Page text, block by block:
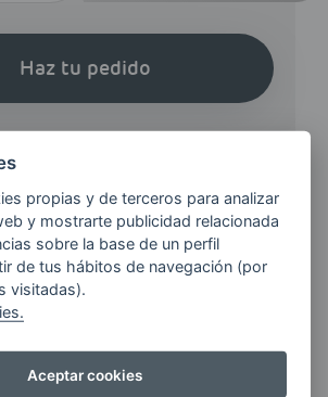
Haz tu pedido
ESTAR AL DÍA DE
propias y de terceros para analizar
y mostrarte publicidad relacionada
sobre la base de un perfil
de tus hábitos de navegación (por
visitadas).
Aceptar cookies